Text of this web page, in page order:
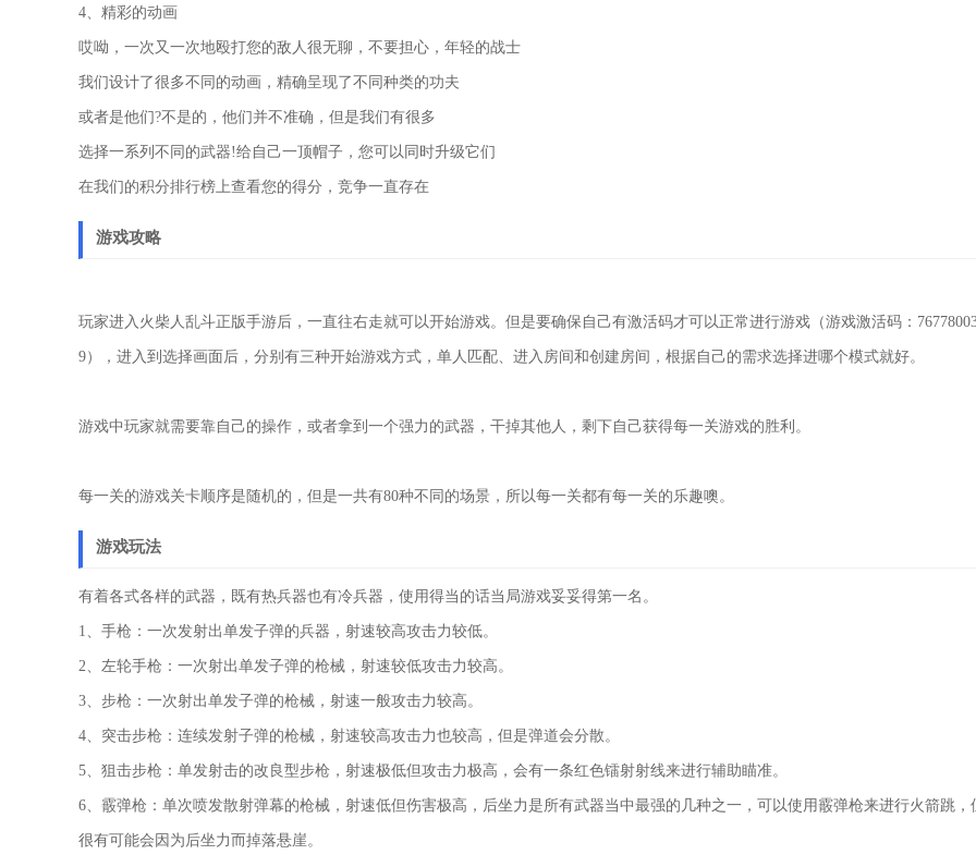
4、精彩的动画
哎呦，一次又一次地殴打您的敌人很无聊，不要担心，年轻的战士
我们设计了很多不同的动画，精确呈现了不同种类的功夫
或者是他们?不是的，他们并不准确，但是我们有很多
选择一系列不同的武器!给自己一顶帽子，您可以同时升级它们
在我们的积分排行榜上查看您的得分，竞争一直存在
游戏攻略
玩家进入火柴人乱斗正版手游后，一直往右走就可以开始游戏。但是要确保自己有激活码才可以正常进行游戏（游戏激活码：
9），进入到选择画面后，分别有三种开始游戏方式，单人匹配、进入房间和创建房间，根据自己的需求选择进哪个模式就好。
游戏中玩家就需要靠自己的操作，或者拿到一个强力的武器，干掉其他人，剩下自己获得每一关游戏的胜利。
每一关的游戏关卡顺序是随机的，但是一共有80种不同的场景，所以每一关都有每一关的乐趣噢。
游戏玩法
有着各式各样的武器，既有热兵器也有冷兵器，使用得当的话当局游戏妥妥得第一名。
1、手枪：一次发射出单发子弹的兵器，射速较高攻击力较低。
2、左轮手枪：一次射出单发子弹的枪械，射速较低攻击力较高。
3、步枪：一次射出单发子弹的枪械，射速一般攻击力较高。
4、突击步枪：连续发射子弹的枪械，射速较高攻击力也较高，但是弹道会分散。
5、狙击步枪：单发射击的改良型步枪，射速极低但攻击力极高，会有一条红色镭射射线来进行辅助瞄准。
6、霰弹枪：单次喷发散射弹幕的枪械，射速低但伤害极高，后坐力是所有武器当中最强的几种之一，可以使用霰弹枪来进行火箭跳，
很有可能会因为后坐力而掉落悬崖。